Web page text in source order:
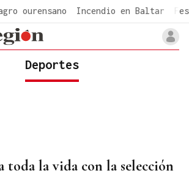
ourensano Incendio en Baltar
Deportes
toda la vida con la selección